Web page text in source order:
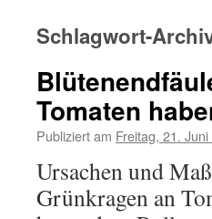
Schlagwort-
Tomaten
Publiziert am Freitag, 21.
Ursachen und
Grünkragen an